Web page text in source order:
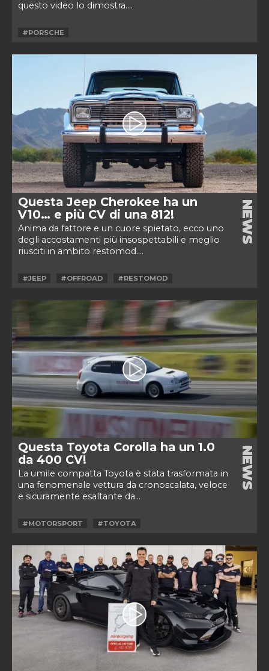
questo video lo dimostra....
#PORSCHE
Questa Jeep Cherokee ha un
V10… e più CV di una 812!
Anima da fattore e un cuore spietato, ecco uno
degli accostamenti più insospettabili e meglio
riusciti in ambito restomod....
NEWS
#JEEP #OFFROAD #RESTOMOD
Questa Toyota Corolla ha un 1.0
da 400 CV!
La umile compatta Toyota è stata trasformata in
una fenomenale vettura da cronoscalata, veloce
e sicuramente esaltante da...
NEWS
#MOTORSPORT #TOYOTA